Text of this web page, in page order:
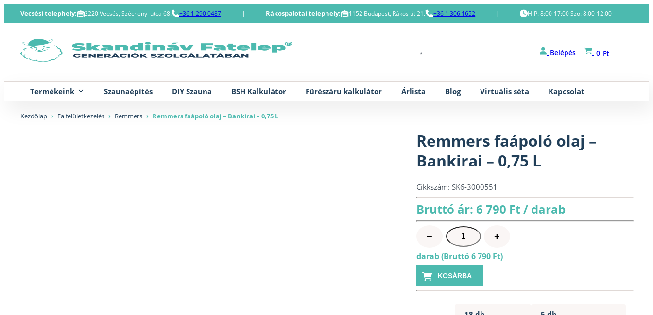
to
Vecsési telephely: 2220 Vecsés, Széchenyi utca 68. +36 1 290 0487 | Rákospalotai telephely: 1152 Budapest, Rákos út 21. +36 1 306 1652 | H-P: 8:00-17:00 Szo: 8:00-12:00
Belépés 0 Ft
Termékeink Szaunaépítés DIY Szauna BSH Kalkulátor Fűrészáru kalkulátor Árlista Blog Virtuális séta Kapcsolat
Kezdőlap › Fa felületkezelés › Remmers › Remmers faápoló olaj – Bankirai – 0,75 L
Remmers faápoló olaj –
Bankirai – 0,75 L
Cikkszám: SK6-3000551
Bruttó ár: 6 790 Ft / darab
−
Remmers
faápoló
olaj
-
Bankirai
-
+
darab (Bruttó 6 790 Ft)
KOSÁRBA